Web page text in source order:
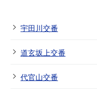
宇田川交番
道玄坂上交番
代官山交番